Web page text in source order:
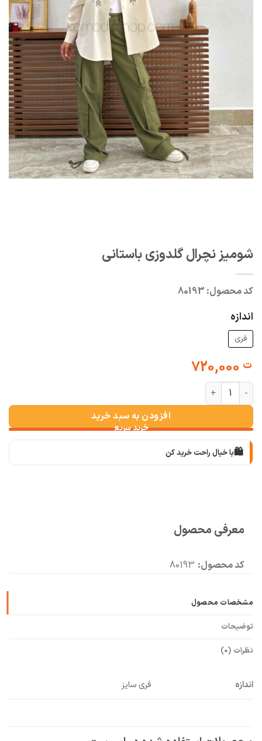
شومیز نچرال گلدوزی باستانی
کد محصول:80193
اندازه
فری
ت720,000
شومیز نچرال گلدوزی باستانی عدد
افزودن به سبد خرید
🛍️با خیال راحت خرید کن
🧡بعد از خرید هم کنارتیم
معرفی محصول
کد محصول: 80193
مشخصات محصول
توضیحات
نظرات (0)
اندازه فری سایز